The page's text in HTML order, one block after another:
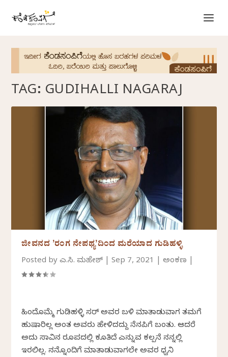
TAG: GUDIHALLI NAGARAJ
ಜೀವನದ ʼರಂಗ ನೇಪಥ್ಯʼದಿಂದ ಮರೆಯಾದ ಗುಡಿಹಳ್ಳಿ
Posted byಎನ್.ಸಿ. ಮಹೇಶ್ |Sep 7, 2021 |ಅಂಕಣ
ಹಿಂದೊಮ್ಮೆ ಗುಡಿಹಳ್ಳಿ ಸರ್ ಅವರ ಬಳಿ ಮಾತಾಡುವಾಗ ತಮಗೆ
ಹುಷಾರಿಲ್ಲ ಅಂತ ಅವರು ಹೇಳಿದದ್ದು ನೆನಪಿಗೆ ಬಂತು. ಆದರೆ
ಅದು ಸಾವಿನ ರೂಪದಲ್ಲಿ ಕೂತಿದೆ ಎನ್ನುವ ಕಲ್ಪನೆ ನನ್ನಲ್ಲಿ
ಇರಲಿಲ್ಲ. ನನ್ನೊಂದಿಗೆ ಮಾತಾಡುವಾಗಲೇ ಅವರ ಧ್ವನಿ